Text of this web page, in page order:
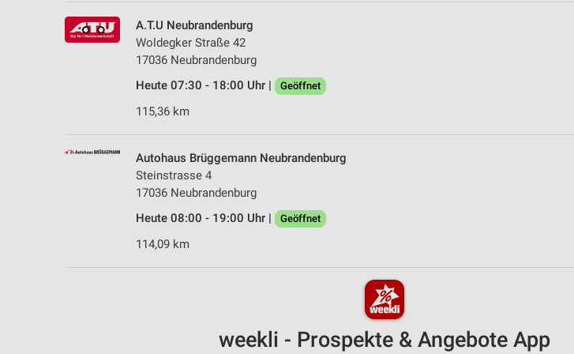
A.T.U Neubrandenburg
Woldegker Straße 42
17036 Neubrandenburg
Heute 07:30 - 18:00 Uhr |
Geöffnet
115,36 km
Autohaus Brüggemann Neubrandenburg
Steinstrasse 4
17036 Neubrandenburg
Heute 08:00 - 19:00 Uhr |
Geöffnet
114,09 km
weekli - Prospekte & Angebote App